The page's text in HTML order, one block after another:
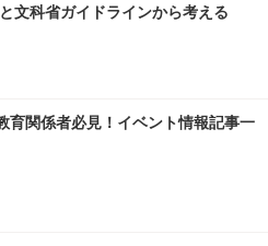
文科省ガイドラインから考える
育関係者必見！イベント情報記事一